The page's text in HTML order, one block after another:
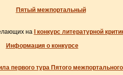
Пятый межпортальный
на I конкурс литературной
Информация о конкурсе
первого тура Пятого